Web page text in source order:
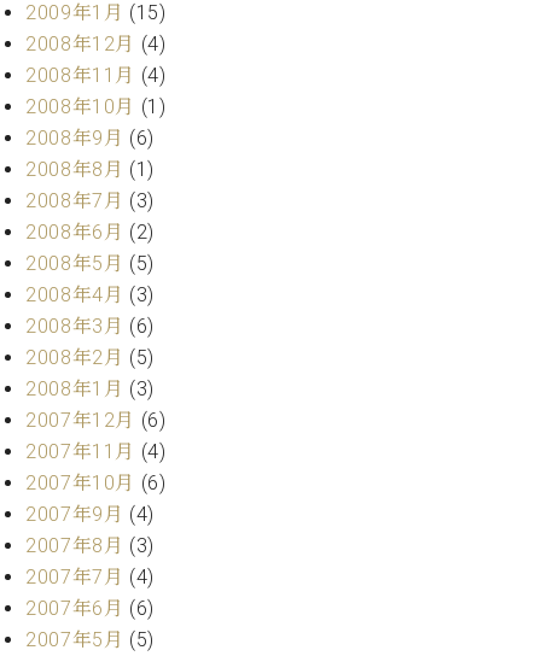
2009年1月 (15)
2008年12月 (4)
2008年11月 (4)
2008年10月 (1)
2008年9月 (6)
2008年8月 (1)
2008年7月 (3)
2008年6月 (2)
2008年5月 (5)
2008年4月 (3)
2008年3月 (6)
2008年2月 (5)
2008年1月 (3)
2007年12月 (6)
2007年11月 (4)
2007年10月 (6)
2007年9月 (4)
2007年8月 (3)
2007年7月 (4)
2007年6月 (6)
2007年5月 (5)